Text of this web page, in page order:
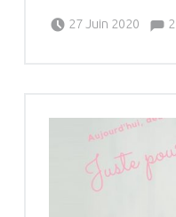
27 Juin 2020
Pascale G&-BdC-WKF
Comments:2